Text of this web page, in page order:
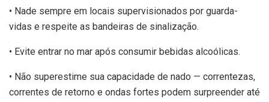
• Nade sempre em locais supervisionados por guarda-
vidas e respeite as bandeiras de sinalização.
• Evite entrar no mar após consumir bebidas alcoólicas.
• Não superestime sua capacidade de nado — correntezas,
correntes de retorno e ondas fortes podem surpreender até